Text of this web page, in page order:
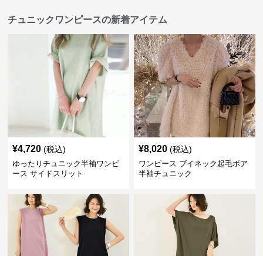
チュニックワンピースの新着アイテム
¥4,720 (税込)
ゆったりチュニック半袖ワンピ
ース サイドスリット
¥8,020 (税込)
ワンピース ブイネック起毛ボア
半袖チュニック